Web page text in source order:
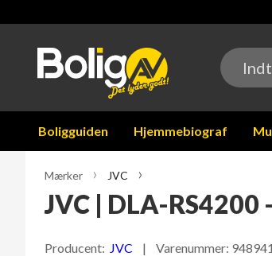
Boligguiden Hjemmebiograf
Mærker JVC
JVC | DLA-
Producent: JVC | Varenummer: 948941